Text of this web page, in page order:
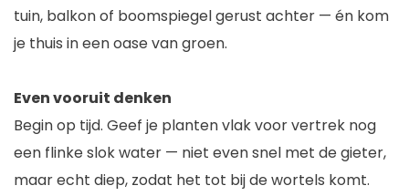
tuin, balkon of boomspiegel gerust achter — én kom
je thuis in een oase van groen.
Even vooruit denken
Begin op tijd. Geef je planten vlak voor vertrek nog
een flinke slok water — niet even snel met de gieter,
maar echt diep, zodat het tot bij de wortels komt.